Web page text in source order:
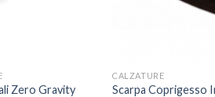
Zero Gravity
CALZATURE
Scarpa Coprigesso